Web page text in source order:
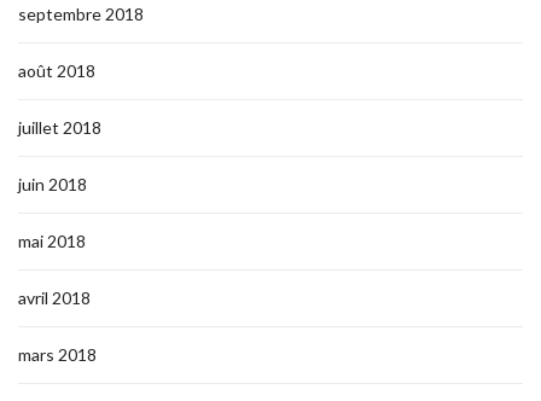
septembre 2018
août 2018
juillet 2018
juin 2018
mai 2018
avril 2018
mars 2018